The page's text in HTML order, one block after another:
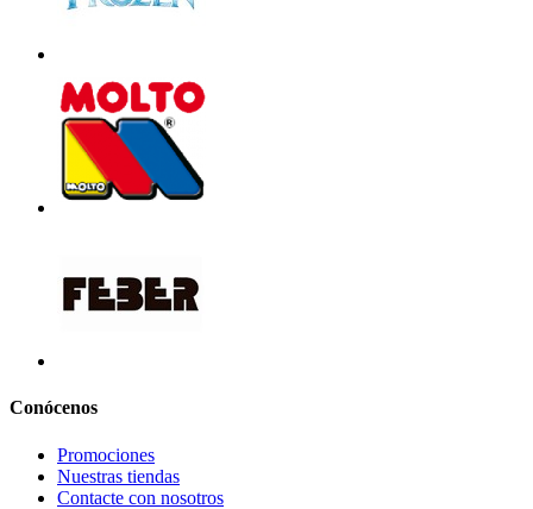
Conócenos
Promociones
Nuestras tiendas
Contacte con nosotros